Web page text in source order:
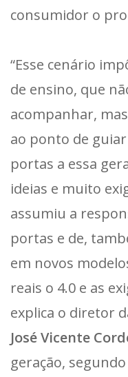
consumidor o
“Esse cenário
de ensino, que
acompanhar,
ao ponto de
portas a essa
ideias e muito
assumiu a
portas e de,
em novos
reais o 4.0 e as
explica o diretor
José Vicente
geração,